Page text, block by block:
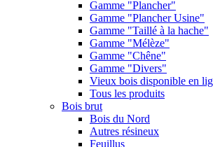
Gamme "Plancher"
Gamme "Plancher Usine"
Gamme "Taillé à la hache"
Gamme "Mélèze"
Gamme "Chêne"
Gamme "Divers"
Vieux bois disponible en
Tous les produits
Bois brut
Bois du Nord
Autres résineux
Feuillus